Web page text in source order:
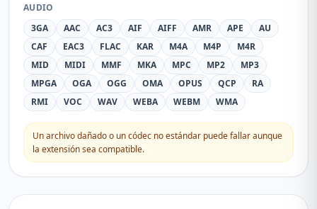
AUDIO
3GA
AAC AC3 AIF AIFF AMR APE
AU
CAF
EAC3 FLAC KAR M4A M4P
M4R
MID
MIDI MMF MKA MPC MP2
MP3
MPGA
OGA OGG OMA OPUS QCP
RA
RMI
VOC WAV WEBA WEBM WMA
Un archivo dañado o un códec no estándar puede fallar aunque
la extensión sea compatible.